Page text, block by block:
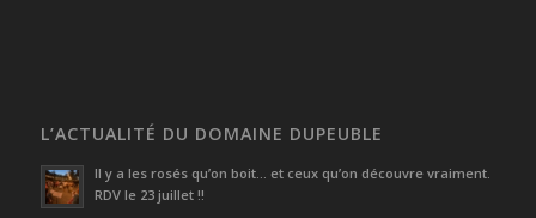
L’ACTUALITÉ DU DOMAINE DUPEUBLE
Il y a les rosés qu’on boit… et ceux qu’on découvre vraiment.
RDV le 23 juillet !!